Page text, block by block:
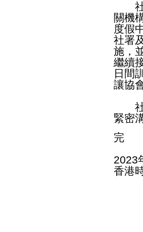
社
關機
度假
社署
施，
繼續
日間
讓協
社
緊密
完
2023
香港